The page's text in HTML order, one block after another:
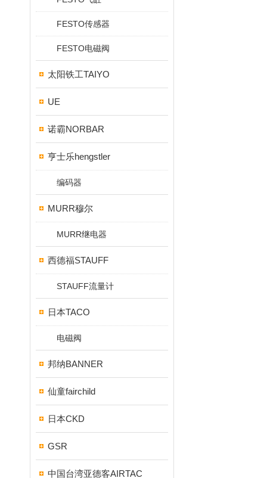
FESTO传感器
FESTO电磁阀
太阳铁工TAIYO
UE
诺霸NORBAR
亨士乐hengstler
编码器
MURR穆尔
MURR继电器
西德福STAUFF
STAUFF流量计
日本TACO
电磁阀
邦纳BANNER
仙童fairchild
日本CKD
GSR
中国台湾亚德客AIRTAC